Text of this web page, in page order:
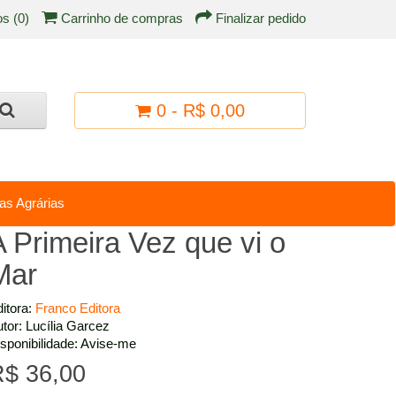
(0) Carrinho de compras Finalizar pedido
0 - R$ 0,00
Agrárias
Primeira Vez que vi o
Franco Editora
Lucília Garcez
Avise-me
36,00